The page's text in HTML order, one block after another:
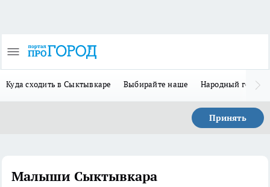
Куда сходить в Сыктывкаре Выбирайте наше Народный герой
Принять
Малыши Сыктывкара